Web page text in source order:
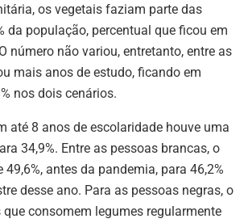
os vegetais faziam parte das
da população, percentual que ficou em
número não variou, entretanto, entre as
mais anos de estudo, ficando em
nos dois cenários.
até 8 anos de escolaridade houve uma
34,9%. Entre as pessoas brancas, o
49,6%, antes da pandemia, para 46,2%
desse ano. Para as pessoas negras, o
que consomem legumes regularmente